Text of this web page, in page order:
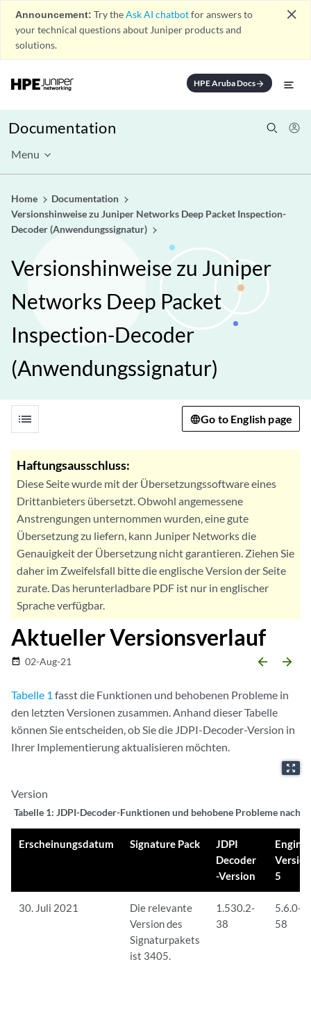
Announcement: Try theAsk AI chatbotfor answers to
your technical questions about Juniper products and
solutions.
close
HPE Aruba Docsarrow_forward
Documentation
Menu
Home
Documentation
Versionshinweise zu Juniper Networks Deep Packet Inspection-
Decoder (Anwendungssignatur)
Versionshinweise zu Juniper
Networks Deep Packet
Inspection-Decoder
(Anwendungssignatur)
list Go to English page
Haftungsausschluss:
Diese Seite wurde mit der Übersetzungssoftware eines
Drittanbieters übersetzt. Obwohl angemessene
Anstrengungen unternommen wurden, eine gute
Übersetzung zu liefern, kann Juniper Networks die
Genauigkeit der Übersetzung nicht garantieren. Ziehen Sie
daher im Zweifelsfall bitte die englische Version der Seite
zurate. Das herunterladbare PDF ist nur in englischer
Sprache verfügbar.
Aktueller Versionsverlauf
date_range 02-Aug-21 arrow_backward arrow_forward
Tabelle 1 fasst die Funktionen und behobenen Probleme in
den letzten Versionen zusammen. Anhand dieser Tabelle
können Sie entscheiden, ob Sie die JDPI-Decoder-Version in
Ihrer Implementierung aktualisieren möchten.
zoom_out_map
Version
Tabelle 1: JDPI-Decoder-Funktionen und behobene Probleme nach
Erscheinungsdatum Signature Pack
JDPI
Decoder
-Version
Engine
5
30. Juli 2021
Die relevante
Version des
Signaturpakets
ist 3405.
1.530.2-
38
5.6.0-
58